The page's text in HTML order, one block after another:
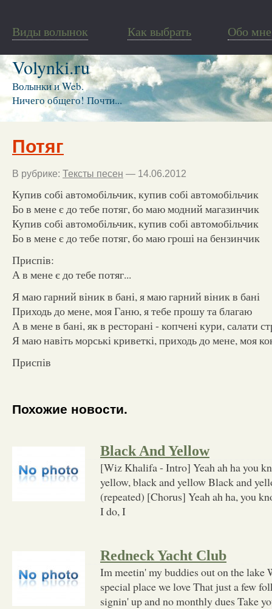
Виды волынок Как выбрать Обо мне
Volynki.ru
Волынки и Web.
Ничего общего! Почти...
Потяг
В рубрике: Тексты песен — 14.06.2012
Купив собі автомобільчик, купив собі автомобільчик
Бо в мене є до тебе потяг, бо маю модний магазинчик
Купив собі автомобільчик, купив собі автомобільчик
Бо в мене є до тебе потяг, бо маю гроші на бензинчик
Приспів:
А в мене є до тебе потяг...
Я маю гарний віник в бані, я маю гарний віник в бані
Приходь до мене, моя Ганю, я тебе прошу та благаю
А в мене в бані, як в ресторані - копчені кури, салати
Я маю навіть морські криветкі, приходь до мене, моя
Приспів
Похожие новости.
Black And Yellow
[Wiz Khalifa - Intro] Yeah ah ha you
yellow, black and yellow Black and
(repeated) [Chorus] Yeah ah ha, you
I do, I
Redneck Yacht Club
Im meetin' my buddies out on the lake
special place we love That just a few
signin' up and no monthly dues Take